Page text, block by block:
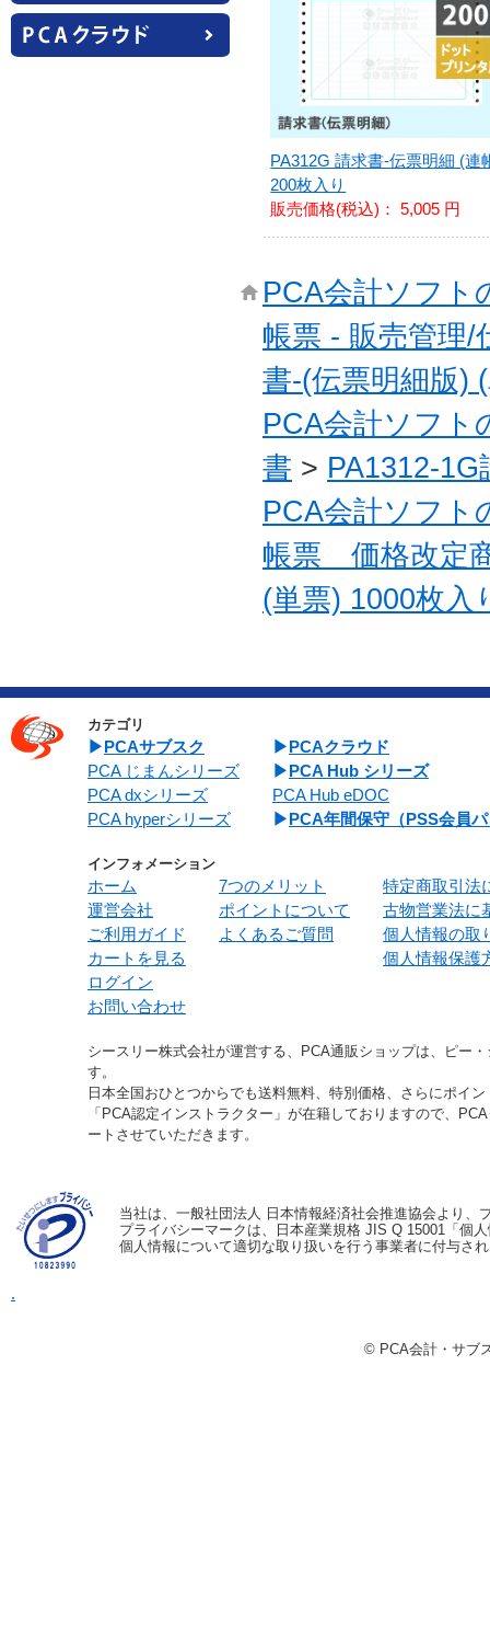
PA312G 請求書-伝票明細 (連
200枚入り
販売価格(税込)：5,005 円
PCA会計ソフ
帳票 - 販売管理/
書-(伝票明細版)
PCA会計ソフ
書 > PA1312-
PCA会計ソフ
帳票 価格改定
(単票) 1000枚入
カテゴリ
PCAサブスク
PCA じまんシリーズ
PCA dxシリーズ
PCA hyperシリーズ
PCAクラウド
PCA Hub シリーズ
PCA Hub eDOC
PCA年間保守（PSS会員
インフォメーション
ホーム
運営会社
ご利用ガイド
カートを見る
ログイン
お問い合わせ
7つのメリット
ポイントについて
よくあるご質問
特定商取引法
古物営業法に
個人情報の取
個人情報保護
シースリー株式会社が運営する、PCA通販ショップは、ピー
す。
日本全国おひとつからでも送料無料、特別価格、さらにポイ
「PCA認定インストラクター」が在籍しておりますので、
ートさせていただきます。
当社は、一般社団法人 日本情報経済社会推進協会より、
プライバシーマークは、日本産業規格 JIS Q 15001「個
個人情報について適切な取り扱いを行う事業者に付与さ
.
© PCA会計・サブ